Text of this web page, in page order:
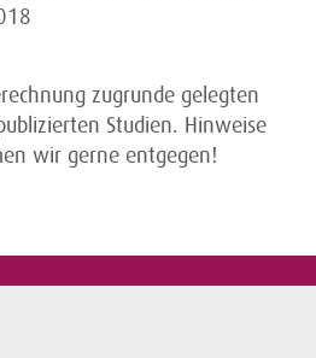
zugrunde gelegten
Studien. Hinweise
wir gerne entgegen!